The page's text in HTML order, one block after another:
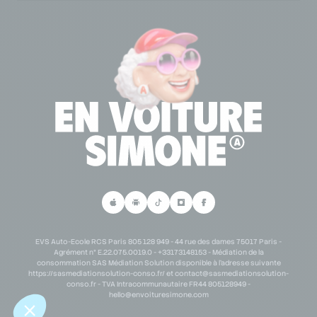
Personne en situation de handicap
Demande de partenariat scolaire
Demande de partenariat B2B
EVS Auto-Ecole RCS Paris 805 128 949 - 44 rue des dames 75017 Paris -
Agrément n° E.22.075.0019.0 - +33173148153 - Médiation de la
consommation SAS Médiation Solution disponible à l'adresse suivante
https://sasmediationsolution-conso.fr/ etcontact@sasmediationsolution-
conso.fr - TVA Intracommunautaire FR44 805128949 -
hello@envoituresimone.com